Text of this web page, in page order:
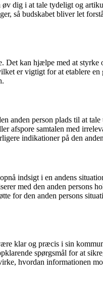
dig i at tale tydeligt og
så budskabet bliver let
kan hjælpe med at styrke
er vigtigt for at etablere
person plads til at tale
afspore samtalen med
indikationer på den
indsigt i en andens
med den anden persons
for den anden persons
klar og præcis i sin
spørgsmål for at
hvordan informationen